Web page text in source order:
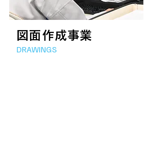
図面作成事業
DRAWINGS